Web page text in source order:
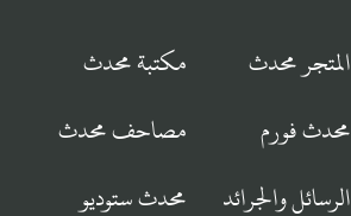
المتجر محدث
مكتبة محدث
محدث فورم
مصاحف محدث
الرسائل والجرائد محدث ستوديو